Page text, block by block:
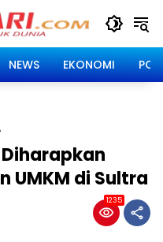
NEWS EKONOMI
UMKM di Sultra
1235